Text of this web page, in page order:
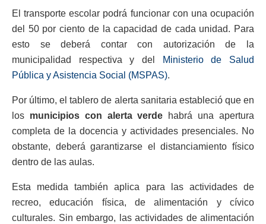
El transporte escolar podrá funcionar con una ocupación
del 50 por ciento de la capacidad de cada unidad. Para
esto se deberá contar con autorización de la
municipalidad respectiva y del
Ministerio de Salud
Pública y Asistencia Social (MSPAS).
Por último, el tablero de alerta sanitaria estableció que en
los municipios con alerta verde habrá una apertura
completa de la docencia y actividades presenciales. No
obstante, deberá garantizarse el distanciamiento físico
dentro de las aulas.
Esta medida también aplica para las actividades de
recreo, educación física, de alimentación y cívico
culturales. Sin embargo, las actividades de alimentación